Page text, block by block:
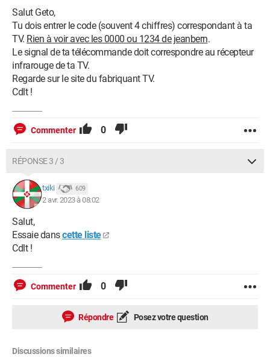
Salut Geto,
Tu dois entrer le code (souvent 4 chiffres) correspondant à ta
TV. Rien à voir avec les 0000 ou 1234 de jeanbern.
Le signal de ta télécommande doit correspondre au récepteur
infrarouge de ta TV.
Regarde sur le site du fabriquant TV.
Cdlt !
Commenter 0
RÉPONSE 3 / 3
txiki 609
2 avr. 2023 à 08:02
Salut,
Essaie danscette liste
Cdlt !
Commenter 0
Répondre Posez votre question
Discussions similaires